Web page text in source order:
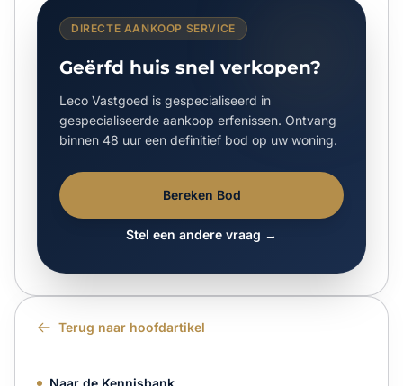
Terug naar hoofdartikel
Naar de Kennisbank
DIRECTE AANKOOP SERVICE
Geërfd huis snel verkopen?
Leco Vastgoed is gespecialiseerd in
gespecialiseerde aankoop erfenissen. Ontvang
binnen 48 uur een definitief bod op uw woning.
Bereken Bod
Stel een andere vraag →